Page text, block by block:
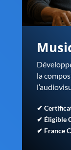
la
✔
✔ Éligible
✔ France